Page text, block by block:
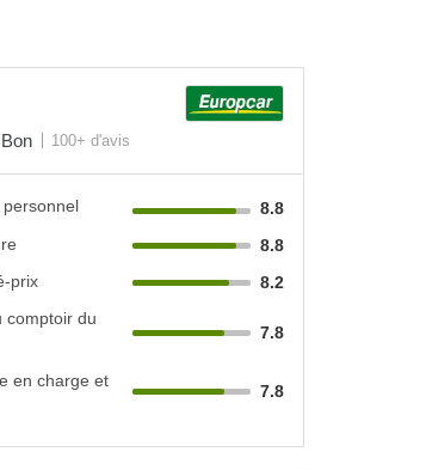
100+ d'avis
8.8
8.8
prix
8.2
comptoir du
7.8
en charge et
7.8